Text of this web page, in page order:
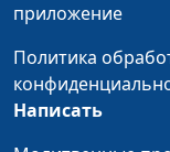
Как жить
приложение
Политика
Написать